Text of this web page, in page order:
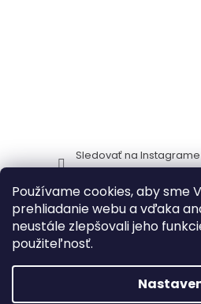
Používame cookies, aby sme
prehliadanie webu a vďaka
neustále zlepšovali jeho
použiteľnosť.
Sledovať na Instagrame
Stima CZ
Vytvoril